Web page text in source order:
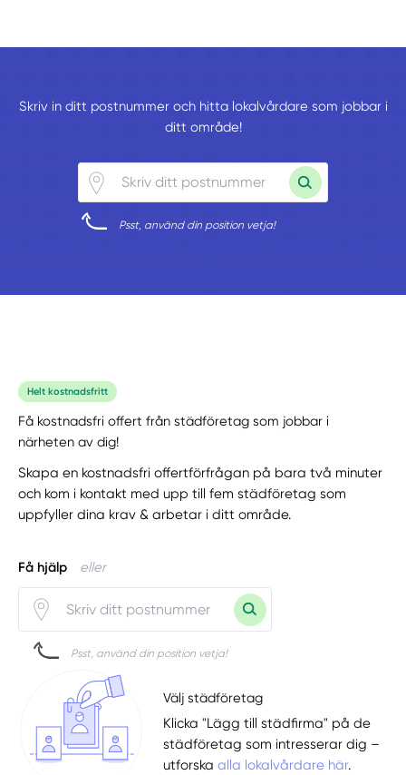
Skriv in ditt postnummer och hitta lokalvårdare som jobbar i
ditt område!
Psst, använd din position vetja!
Helt kostnadsfritt
Få kostnadsfri offert från städföretag som jobbar i
närheten av dig!
Skapa en kostnadsfri offertförfrågan på bara två minuter
och kom i kontakt med upp till fem städföretag som
uppfyller dina krav & arbetar i ditt område.
Få hjälp eller
Psst, använd din position vetja!
Välj städföretag
Klicka "Lägg till städfirma" på de
städföretag som intresserar dig –
utforskaalla lokalvårdare här.